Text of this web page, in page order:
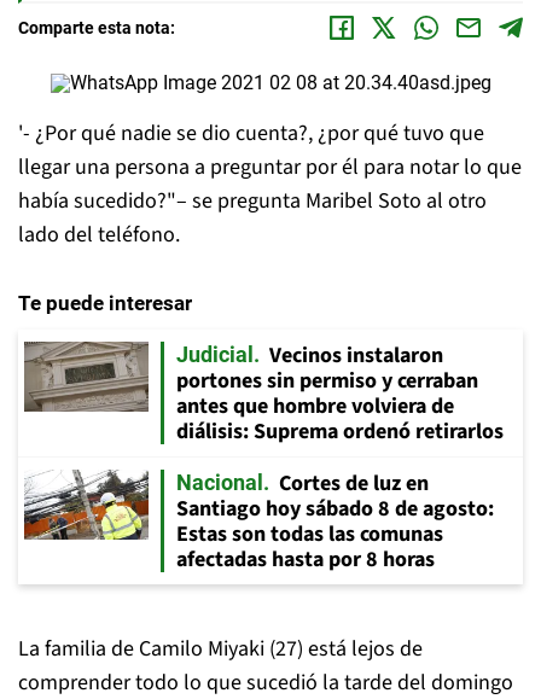
Comparte esta nota:
'- ¿Por qué nadie se dio cuenta?, ¿por qué tuvo que
llegar una persona a preguntar por él para notar lo que
había sucedido?"– se pregunta Maribel Soto al otro
lado del teléfono.
Te puede interesar
Judicial
Vecinos instalaron
portones sin permiso y cerraban
antes que hombre volviera de
diálisis: Suprema ordenó retirarlos
Nacional
Cortes de luz en
Santiago hoy sábado 8 de agosto:
Estas son todas las comunas
afectadas hasta por 8 horas
La familia de Camilo Miyaki (27) está lejos de
comprender todo lo que sucedió la tarde del domingo